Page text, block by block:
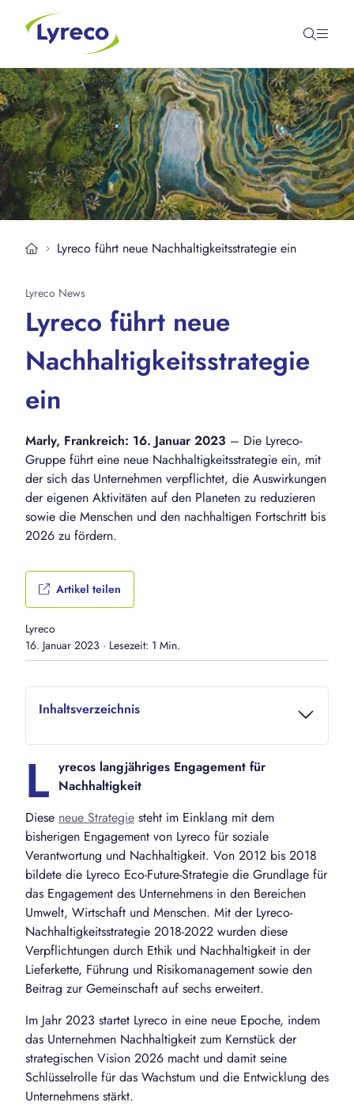
Lyreco führt neue Nachhaltigkeitsstrategie ein
Lyreco News
Lyreco führt neue
Nachhaltigkeitsstrategie
ein
Marly, Frankreich: 16. Januar 2023 – Die Lyreco-
Gruppe führt eine neue Nachhaltigkeitsstrategie ein, mit
der sich das Unternehmen verpflichtet, die Auswirkungen
der eigenen Aktivitäten auf den Planeten zu reduzieren
sowie die Menschen und den nachhaltigen Fortschritt bis
2026 zu fördern.
Artikel teilen
Lyreco
16. Januar 2023 · Lesezeit: 1 Min.
Inhaltsverzeichnis
L yrecos langjähriges Engagement für
Nachhaltigkeit
Diese neue Strategie steht im Einklang mit dem
bisherigen Engagement von Lyreco für soziale
Verantwortung und Nachhaltigkeit. Von 2012 bis 2018
bildete die Lyreco Eco-Future-Strategie die Grundlage für
das Engagement des Unternehmens in den Bereichen
Umwelt, Wirtschaft und Menschen. Mit der Lyreco-
Nachhaltigkeitsstrategie 2018-2022 wurden diese
Verpflichtungen durch Ethik und Nachhaltigkeit in der
Lieferkette, Führung und Risikomanagement sowie den
Beitrag zur Gemeinschaft auf sechs erweitert.
Im Jahr 2023 startet Lyreco in eine neue Epoche, indem
das Unternehmen Nachhaltigkeit zum Kernstück der
strategischen Vision 2026 macht und damit seine
Schlüsselrolle für das Wachstum und die Entwicklung des
Unternehmens stärkt.